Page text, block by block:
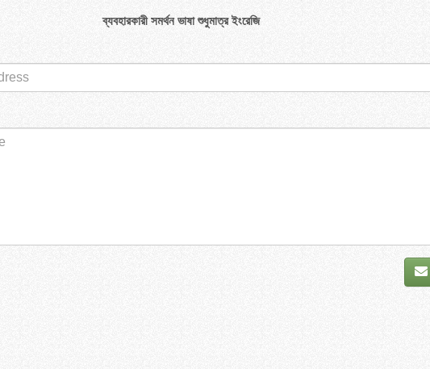
ব্যবহারকারী সমর্থন ভাষা শুধুমাত্র ইংরেজি